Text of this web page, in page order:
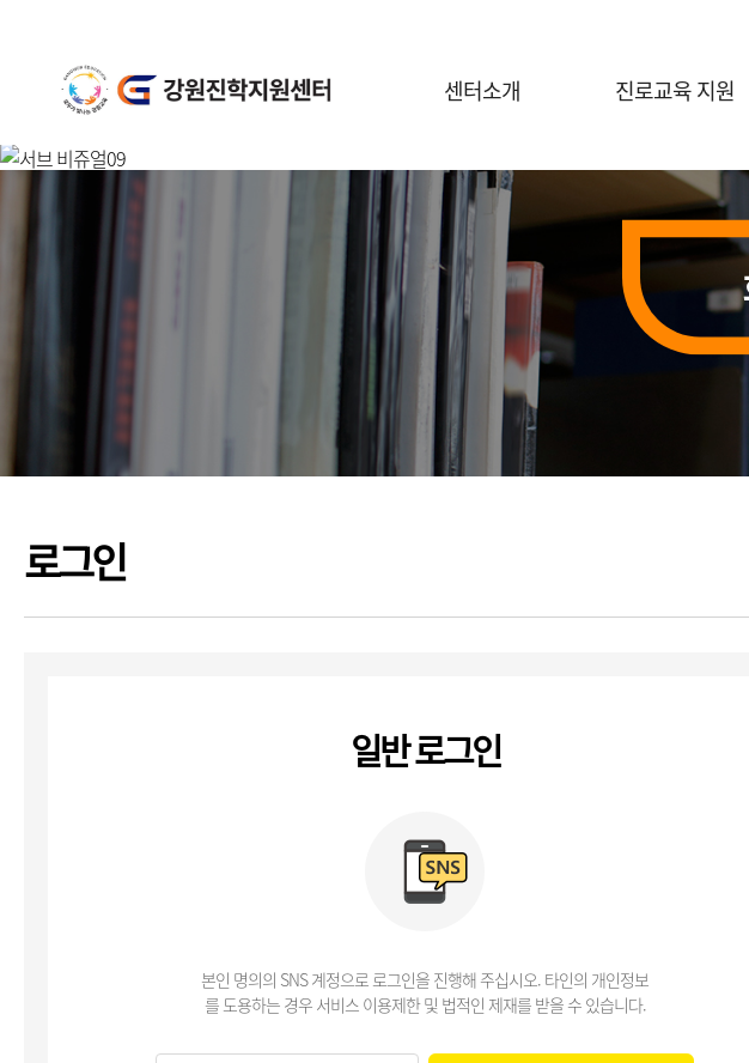
센터소개
센터안내
일정안내
공지사항
진로교육 지원
진로체험 프로그램 안내
대학연계 진로선택
전공콘서트
행사신청(진로체험)
의학계열 전공탐색
로그인
일반 로그인
본인 명의의 SNS 계정으로 로그인을 진행해 주십시오. 타인의 개인정보
를 도용하는 경우 서비스 이용제한 및 법적인 제재를 받을 수 있습니다.